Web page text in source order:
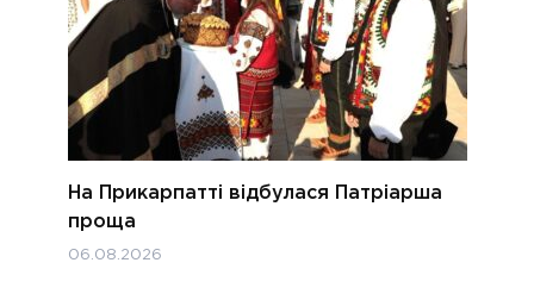
На Прикарпатті відбулася Патріарша
проща
06.08.2026